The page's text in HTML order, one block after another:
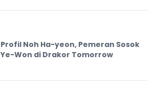
Profil Noh Ha-yeon, Pemeran Sosok
Ye-Won di Drakor Tomorrow